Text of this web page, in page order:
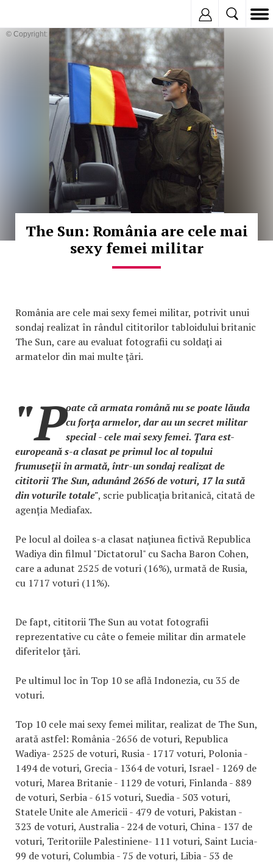
© Copyright: MEDIAFAX
The Sun: România are cele mai
sexy femei militar
România are cele mai sexy femei militar, potrivit unui
sondaj realizat în rândul cititorilor tabloidului britanic
The Sun, care au evaluat fotografii cu soldaţi ai
armatelor din mai multe ţări.
"Poate că armata română nu se poate lăuda
cu forţa armelor, dar au un secret militar
special - cele mai sexy femei. Ţara est-
europeană s-a clasat pe primul loc al topului
frumuseţii în armată, într-un sondaj realizat de
cititorii The Sun, adunând 2656 de voturi, 17 la sută
din voturile totale", scrie publicaţia britanică, citată de
agenția Mediafax.
Pe locul al doilea s-a clasat naţiunea fictivă Republica
Wadiya din filmul "Dictatorul" cu Sacha Baron Cohen,
care a adunat 2525 de voturi (16%), urmată de Rusia,
cu 1717 voturi (11%).
De fapt, cititorii The Sun au votat fotografii
reprezentative cu câte o femeie militar din armatele
diferitelor ţări.
Pe ultimul loc în Top 10 se află Indonezia, cu 35 de
voturi.
Top 10 cele mai sexy femei militar, realizat de The Sun,
arată astfel: România -2656 de voturi, Republica
Wadiya- 2525 de voturi, Rusia - 1717 voturi, Polonia -
1494 de voturi, Grecia - 1364 de voturi, Israel - 1269 de
voturi, Marea Britanie - 1129 de voturi, Finlanda - 889
de voturi, Serbia - 615 voturi, Suedia - 503 voturi,
Statele Unite ale Americii - 479 de voturi, Pakistan -
323 de voturi, Australia - 224 de voturi, China - 137 de
voturi, Teritoriile Palestiniene- 111 voturi, Saint Lucia-
99 de voturi, Columbia - 75 de voturi, Libia - 53 de